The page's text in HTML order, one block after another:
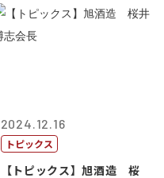
2024.12.16
トピックス
【トピックス】旭酒造 桜